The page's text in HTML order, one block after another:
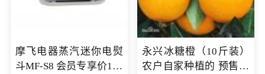
摩飞电器蒸汽迷你电熨
斗MF-S8 会员专享价168
永兴冰糖橙（10斤装）
农户自家种植的 预售10